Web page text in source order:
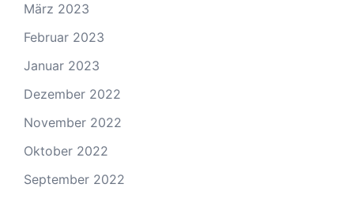
März 2023
Februar 2023
Januar 2023
Dezember 2022
November 2022
Oktober 2022
September 2022